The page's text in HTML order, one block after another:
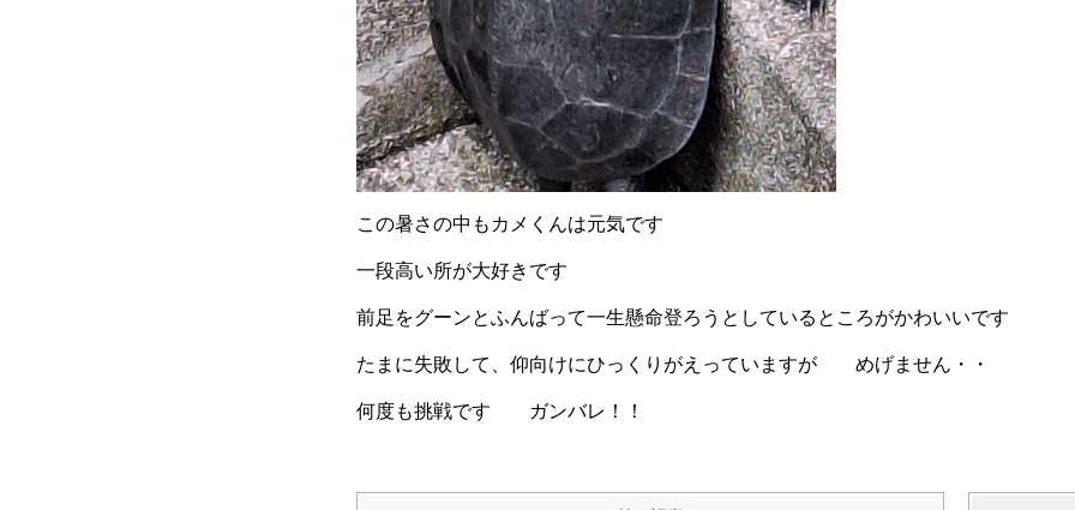
この暑さの中もカメくんは元気です
一段高い所が大好きです
前足をグーンとふんばって一生懸命登ろうとしているところがかわいいです
たまに失敗して、仰向けにひっくりがえっていますが めげません・・
何度も挑戦です ガンバレ！！